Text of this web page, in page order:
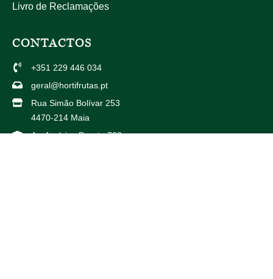
Livro de Reclamações
CONTACTOS
+351 229 446 034
geral@hortifrutas.pt
Rua Simão Bolívar 253
4470-214 Maia
Av. Américo Duarte 738